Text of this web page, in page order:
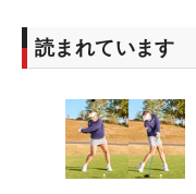
読まれています